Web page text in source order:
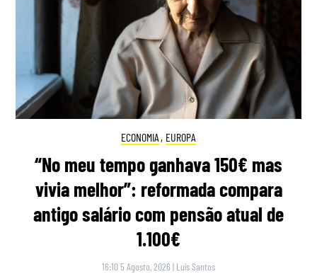
ECONOMIA , EUROPA
“No meu tempo ganhava 150€ mas
vivia melhor”: reformada compara
antigo salário com pensão atual de
1.100€
16:10 5 Agosto, 2026 | Luís Santos